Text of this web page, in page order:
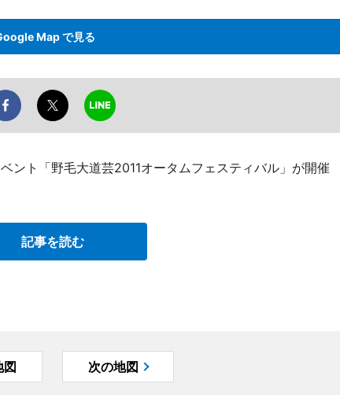
Map で見る
ント「野毛大道芸2011オータムフェスティバル」が開催
記事を読む
図 次の地図